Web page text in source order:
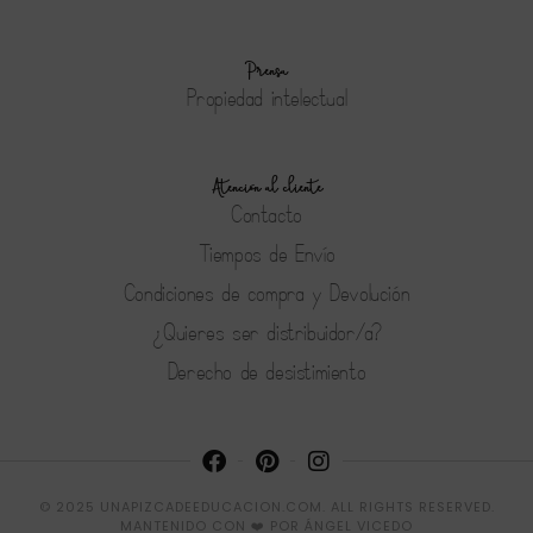
Prensa
Propiedad intelectual
Atención al cliente
Contacto
Tiempos de Envío
Condiciones de compra y Devolución
¿Quieres ser distribuidor/a?
Derecho de desistimiento
© 2025 UNAPIZCADEEDUCACION.COM. ALL RIGHTS RESERVED.
MANTENIDO CON ❤️ POR ÁNGEL VICEDO